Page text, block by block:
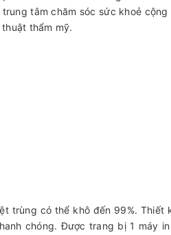
tâm chăm sóc sức khoẻ
thẩm mỹ.
trùng có thể khô đến 99%. Thiết
chóng. Được trang bị 1 máy